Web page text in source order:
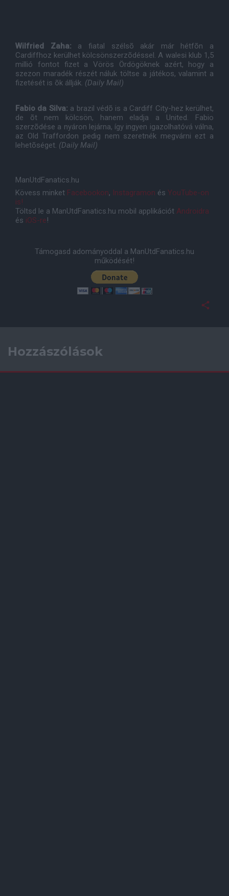
Wilfried Zaha: a fiatal szélsõ akár már hétfõn a
Cardiffhoz kerülhet kölcsönszerzõdéssel. A walesi klub 1,5
millió fontot fizet a Vörös Ördögöknek azért, hogy a
szezon maradék részét náluk töltse a játékos, valamint a
fizetését is õk állják. (Daily Mail)
Fabio da Silva: a brazil védõ is a Cardiff City-hez kerülhet,
de õt nem kölcsön, hanem eladja a United. Fabio
szerzõdése a nyáron lejárna, így ingyen igazolhatóvá válna,
az Old Traffordon pedig nem szeretnék megvárni ezt a
lehetõséget. (Daily Mail)
ManUtdFanatics.hu
Kövess minket Facebookon, Instagramon és YouTube-on
is!
Töltsd le a ManUtdFanatics.hu mobil applikációt Androidra
és iOS-re!
Támogasd adományoddal a ManUtdFanatics.hu
működését!
Hozzászólások